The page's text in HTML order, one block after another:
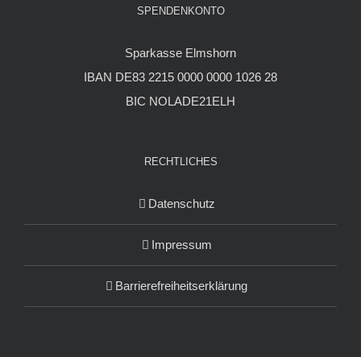
SPENDENKONTO
Sparkasse Elmshorn
IBAN DE83 2215 0000 0000 1026 28
BIC NOLADE21ELH
RECHTLICHES
Datenschutz
Impressum
Barrierefreiheitserklärung